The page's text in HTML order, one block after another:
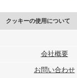
クッキーの使用について
このサイトでは Cookie
行っています。
メディアや広告配信、デ
会社概要
お問い合わせ